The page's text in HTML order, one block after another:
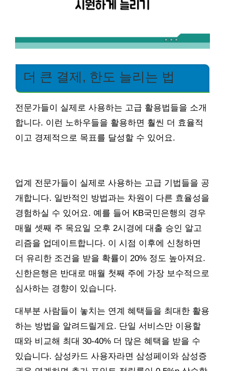
더 큰 결제, 한도 늘리는 법
전문가들이 실제로 사용하는 고급 활용법들을 소개
합니다. 이런 노하우들을 활용하면 훨씬 더 효율적
이고 경제적으로 목표를 달성할 수 있어요.
업계 전문가들이 실제로 사용하는 고급 기법들을 공
개합니다. 일반적인 방법과는 차원이 다른 효율성을
경험하실 수 있어요. 예를 들어 KB국민은행의 경우
매월 셋째 주 목요일 오후 2시경에 대출 승인 알고
리즘을 업데이트합니다. 이 시점 이후에 신청하면
더 유리한 조건을 받을 확률이 20% 정도 높아져요.
신한은행은 반대로 매월 첫째 주에 가장 보수적으로
심사하는 경향이 있습니다.
대부분 사람들이 놓치는 연계 혜택들을 최대한 활용
하는 방법을 알려드릴게요. 단일 서비스만 이용할
때와 비교해 최대 30-40% 더 많은 혜택을 받을 수
있습니다. 삼성카드 사용자라면 삼성페이와 삼성증